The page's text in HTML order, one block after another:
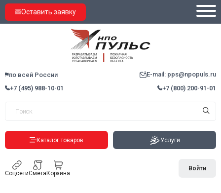
Оставить заявку
по всей России
E-mail: pps@npopuls.ru
+7 (495) 988-10-01
+7 (800) 200-91-01
Каталог товаров Услуги
СоцсетиСметаКорзина
Войти